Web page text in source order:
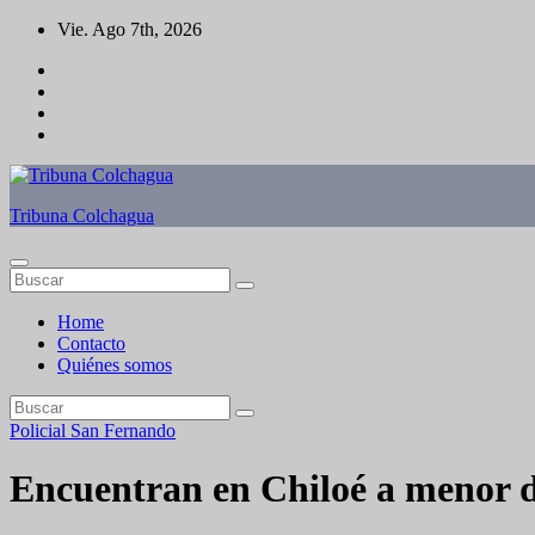
Saltar
contenido
Vie. Ago 7th, 2026
Tribuna Colchagua
Home
Contacto
Quiénes somos
Policial San Fernando
Encuentran en Chiloé a menor